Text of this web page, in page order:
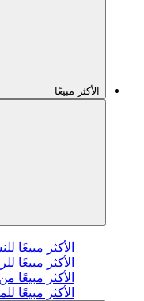
الأكثر مبيعًا
الأكثر مبيعًا
الأكثر مبيعًا
الأكثر مبيعًا
الأكثر مبيعًا